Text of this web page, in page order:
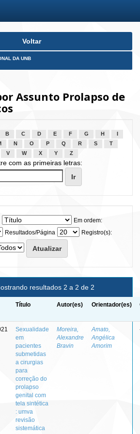
Voltar
DA UNB
Assunto Prolapso de
B C D E F G H
N O P Q R S
T
V W X Y Z
com as primeiras letras:
Em ordem:
Resultados/Página
Registro(s):
resultados 2 a 2 de 2
Título Autor(es) Orientador(es)
Sexualidade
em
pacientes
submetidas
a cirurgias
para
correção do
prolapso
genital com
tela sintética
: umva
revisão
sistemática
Moreira,
Alexandre
Bravin
Amato,
Angélica
Amorim